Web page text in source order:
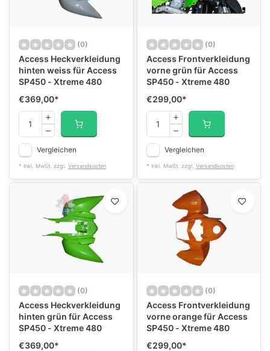
(0)
Access Heckverkleidung
hinten weiss für Access
SP450 - Xtreme 480
€369,00*
Vergleichen
* Inkl. MwSt. zzgl. Versandkosten
(0)
Access Frontverkleidung
vorne grün für Access
SP450 - Xtreme 480
€299,00*
Vergleichen
* Inkl. MwSt. zzgl. Versandkosten
(0)
Access Heckverkleidung
hinten grün für Access
SP450 - Xtreme 480
€369,00*
(0)
Access Frontverkleidung
vorne orange für Access
SP450 - Xtreme 480
€299,00*